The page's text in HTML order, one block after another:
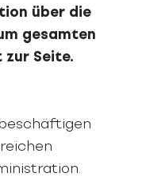
über die
gesamten
Seite.